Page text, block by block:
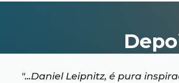
Leipnitz, é pura inspiração!!!"